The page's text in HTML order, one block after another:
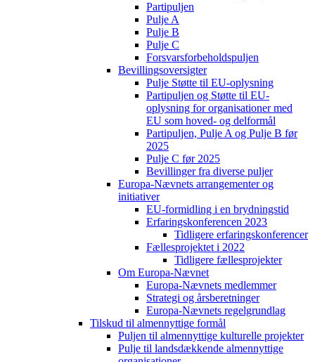
Partipuljen
Pulje A
Pulje B
Pulje C
Forsvarsforbeholdspuljen
Bevillingsoversigter
Pulje Støtte til EU-oplysning
Partipuljen og Støtte til EU-
oplysning for organisationer med
EU som hoved- og delformål
Partipuljen, Pulje A og Pulje B før
2025
Pulje C før 2025
Bevillinger fra diverse puljer
Europa-Nævnets arrangementer og
initiativer
EU-formidling i en brydningstid
Erfaringskonferencen 2023
Tidligere erfaringskonferencer
Fællesprojektet i 2022
Tidligere fællesprojekter
Om Europa-Nævnet
Europa-Nævnets medlemmer
Strategi og årsberetninger
Europa-Nævnets regelgrundlag
Tilskud til almennyttige formål
Puljen til almennyttige kulturelle projekter
Pulje til landsdækkende almennyttige